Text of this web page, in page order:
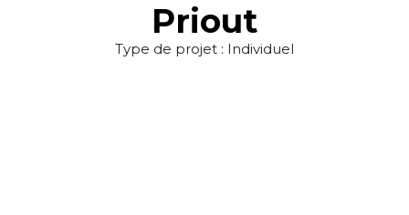
Priout
Type de projet : Individuel